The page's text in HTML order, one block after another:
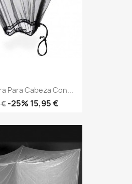
Para Cabeza Con...
€ -25% Precio
15,95 €